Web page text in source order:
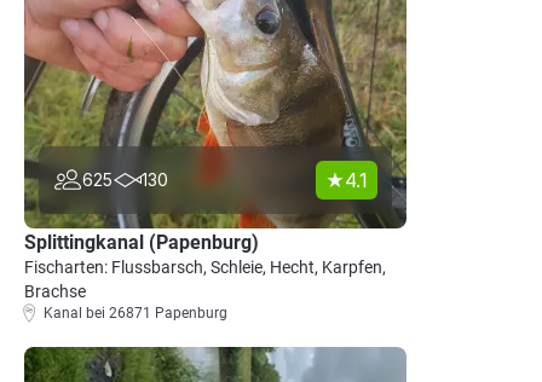
625 130 4.1
Splittingkanal (Papenburg)
Fischarten: Flussbarsch, Schleie, Hecht, Karpfen,
Brachse
Kanal bei 26871 Papenburg